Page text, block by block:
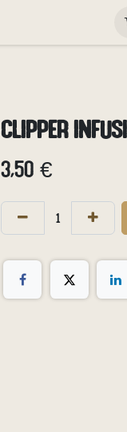
Clipper
3,50 €